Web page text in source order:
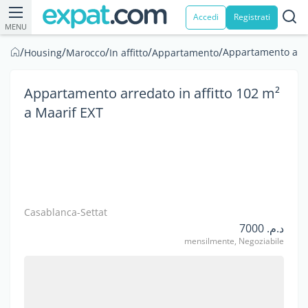
MENU
Accedi Registrati
/Housing/Marocco/In affitto/Appartamento/Appartamento
Appartamento arredato in affitto 102 m²
a Maarif EXT
Casablanca-Settat
د.م. 7000
mensilmente, Negoziabile